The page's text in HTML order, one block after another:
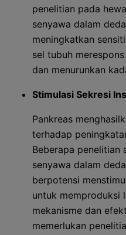
penelitian pada
senyawa dalam
meningkatkan
sel tubuh
dan menurunkan
Stimulasi Sekresi
Pankreas
terhadap
Beberapa penelitian
senyawa dalam
berpotensi
untuk memproduksi
mekanisme dan
memerlukan